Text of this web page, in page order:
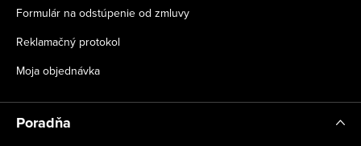
Formulár na odstúpenie od zmluvy
Reklamačný protokol
Moja objednávka
Poradňa